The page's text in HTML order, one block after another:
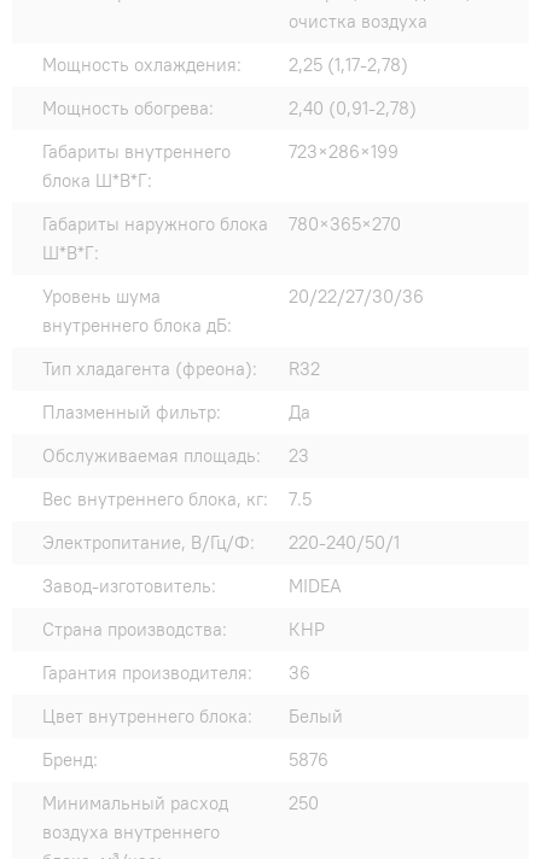
очистка воздуха
Мощность охлаждения:
2,25 (1,17-2,78)
Мощность обогрева:
2,40 (0,91-2,78)
Габариты внутреннего
блока Ш*В*Г:
723×286×199
Габариты наружного блока
Ш*В*Г:
780×365×270
Уровень шума
внутреннего блока дБ:
20/22/27/30/36
Тип хладагента (фреона):
R32
Плазменный фильтр:
Да
Обслуживаемая площадь:
23
Вес внутреннего блока, кг:
7.5
Электропитание, В/Гц/Ф:
220-240/50/1
Завод-изготовитель:
MIDEA
Страна производства:
КНР
Гарантия производителя:
36
Цвет внутреннего блока:
Белый
Бренд:
5876
Минимальный расход
воздуха внутреннего
250